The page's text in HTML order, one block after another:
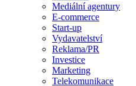
Mediální agentury
E-commerce
Start-up
Vydavatelství
Reklama/PR
Investice
Marketing
Telekomunikace